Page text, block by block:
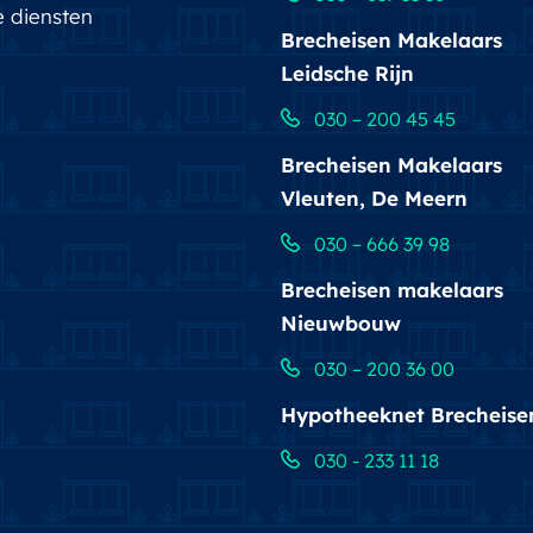
diensten
Brecheisen Makelaars
Leidsche Rijn
030 – 200 45 45
Brecheisen Makelaars
Vleuten, De Meern
030 – 666 39 98
Brecheisen makelaars
Nieuwbouw
030 – 200 36 00
Hypotheeknet
030 - 233 11 18